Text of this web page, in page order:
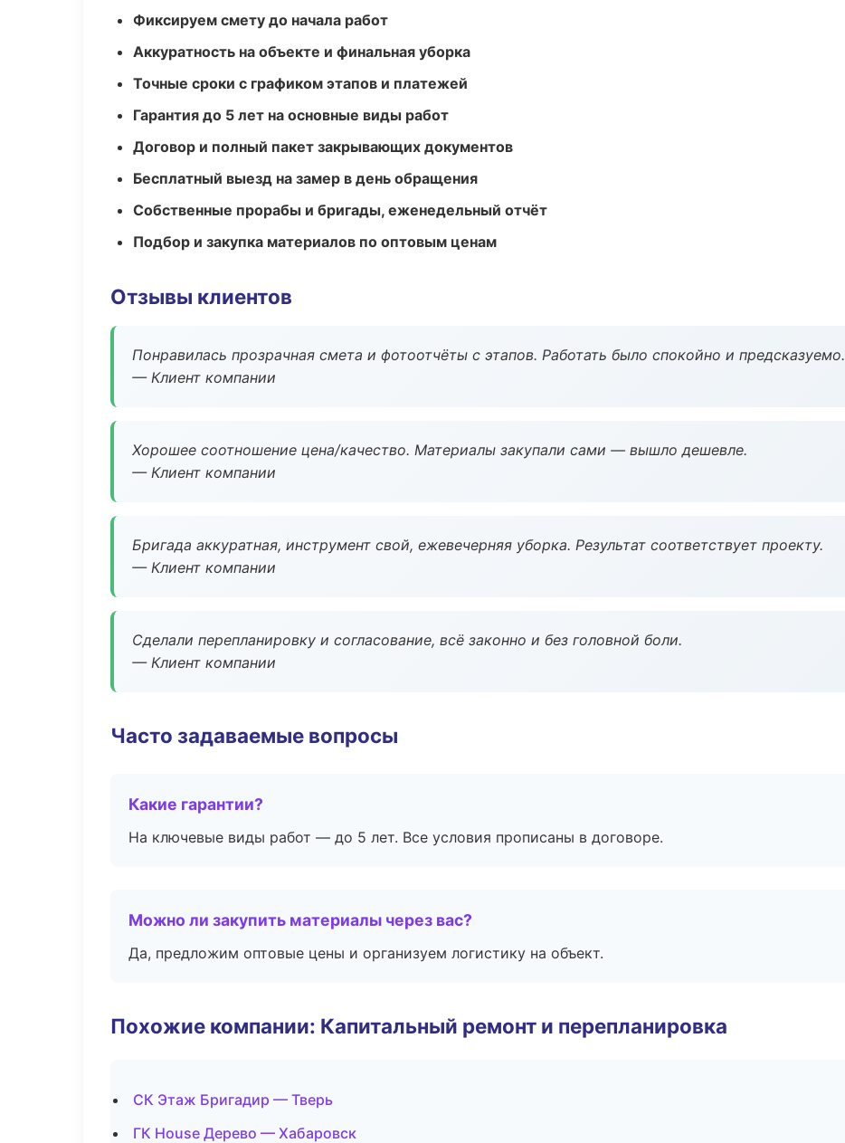
Фиксируем смету до начала работ
Аккуратность на объекте и финальная уборка
Точные сроки с графиком этапов и платежей
Гарантия до 5 лет на основные виды работ
Договор и полный пакет закрывающих документов
Бесплатный выезд на замер в день обращения
Собственные прорабы и бригады, еженедельный отчёт
Подбор и закупка материалов по оптовым ценам
Отзывы клиентов
Понравилась прозрачная смета и фотоотчёты с этапов. Работать было спокойно и предсказуемо.
— Клиент компании
Хорошее соотношение цена/качество. Материалы закупали сами — вышло дешевле.
— Клиент компании
Бригада аккуратная, инструмент свой, ежевечерняя уборка. Результат соответствует проекту.
— Клиент компании
Сделали перепланировку и согласование, всё законно и без головной боли.
— Клиент компании
Часто задаваемые вопросы
Какие гарантии?
На ключевые виды работ — до 5 лет. Все условия прописаны в договоре.
Можно ли закупить материалы через вас?
Да, предложим оптовые цены и организуем логистику на объект.
Похожие компании: Капитальный ремонт и перепланировка
СК Этаж Бригадир — Тверь
ГК House Дерево — Хабаровск